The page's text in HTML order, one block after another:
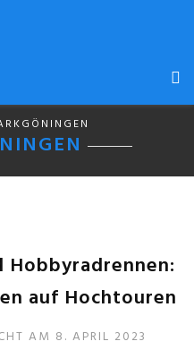
Hobbyradrennen:
auf Hochtouren
AM 8. APRIL 2023